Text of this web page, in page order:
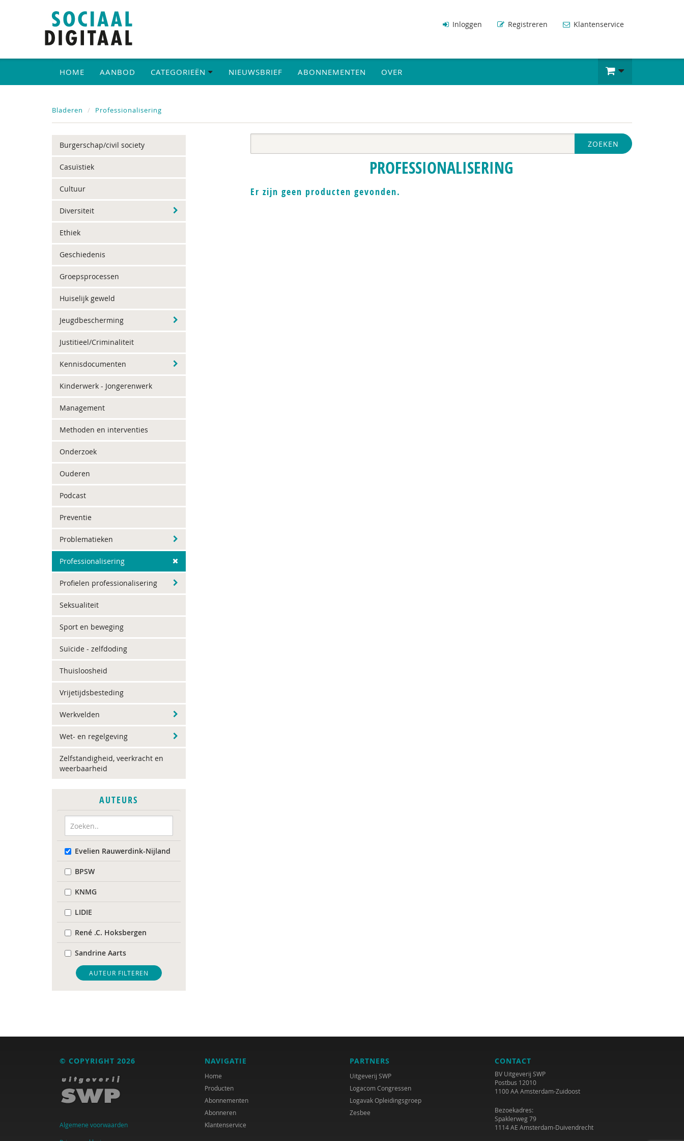
Inloggen Registreren Klantenservice
HOME AANBOD CATEGORIEËN NIEUWSBRIEF ABONNEMENTEN OVER
Bladeren Professionalisering
Burgerschap/civil society
Casuïstiek
Cultuur
Diversiteit
Ethiek
Geschiedenis
Groepsprocessen
Huiselijk geweld
Jeugdbescherming
Justitieel/Criminaliteit
Kennisdocumenten
Kinderwerk - Jongerenwerk
Management
Methoden en interventies
Onderzoek
Ouderen
Podcast
Preventie
Problematieken
Professionalisering
Profielen professionalisering
Seksualiteit
Sport en beweging
Suïcide - zelfdoding
Thuisloosheid
Vrijetijdsbesteding
Werkvelden
Wet- en regelgeving
Zelfstandigheid, veerkracht en
weerbaarheid
AUTEURS
Evelien Rauwerdink-Nijland
BPSW
KNMG
LIDIE
René .C. Hoksbergen
Sandrine Aarts
Alma Akkerman
Alaoui Alaoui
Astrid Altena
Mariëlle an Hest
Mariët an Rossum
AUTEUR FILTEREN
ZOEKEN
PROFESSIONALISERING
Er zijn geen producten gevonden.
© COPYRIGHT 2026
Algemene voorwaarden
NAVIGATIE
Home
Producten
Abonnementen
Abonneren
Klantenservice
PARTNERS
Uitgeverij SWP
Logacom Congressen
Logavak Opleidingsgroep
Zesbee
CONTACT
BV Uitgeverij SWP
Postbus 12010
1100 AA Amsterdam-Zuidoost
Bezoekadres:
Spaklerweg 79
1114 AE Amsterdam-Duivendrecht